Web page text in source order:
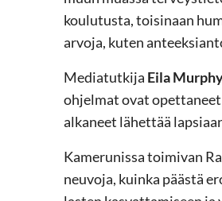
koulutusta, toisinaan
arvoja, kuten
Mediatutkija Eila
ohjelmat ovat opettaneet
alkaneet lähettää
Kamerunissa toimivan
neuvoja, kuinka päästä